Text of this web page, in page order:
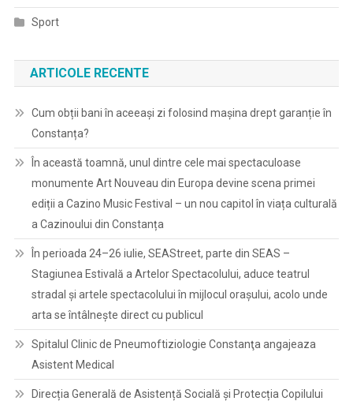
Sport
ARTICOLE RECENTE
Cum obții bani în aceeași zi folosind mașina drept garanție în
Constanța?
În această toamnă, unul dintre cele mai spectaculoase
monumente Art Nouveau din Europa devine scena primei
ediții a Cazino Music Festival – un nou capitol în viața culturală
a Cazinoului din Constanța
În perioada 24–26 iulie, SEAStreet, parte din SEAS –
Stagiunea Estivală a Artelor Spectacolului, aduce teatrul
stradal și artele spectacolului în mijlocul orașului, acolo unde
arta se întâlnește direct cu publicul
Spitalul Clinic de Pneumoftiziologie Constanţa angajeaza
Asistent Medical
Direcția Generală de Asistență Socială și Protecția Copilului